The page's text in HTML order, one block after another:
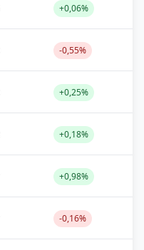
+0,06%
-0,55%
+0,25%
+0,18%
+0,98%
-0,16%